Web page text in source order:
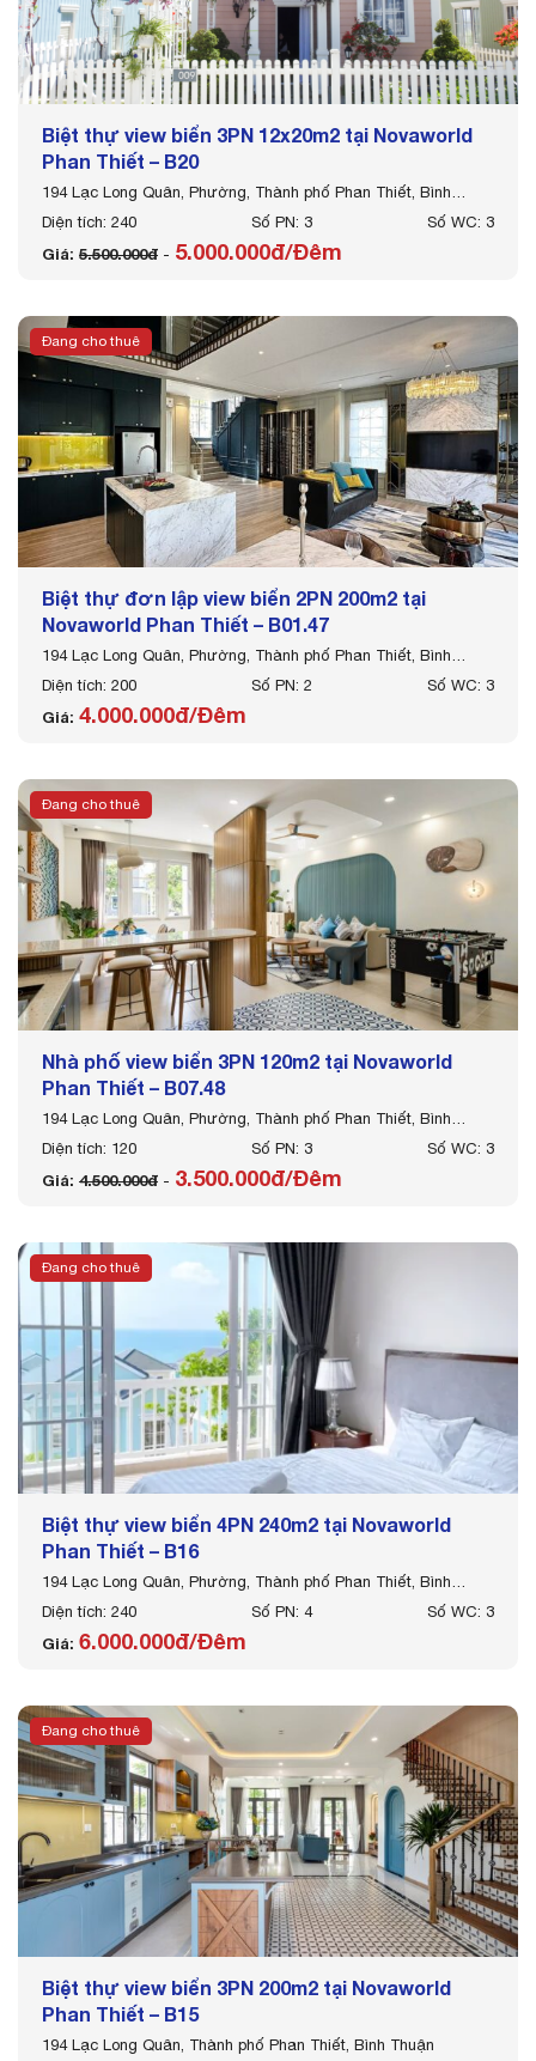
Biệt thự view biển 3PN 12x20m2 tại Novaworld
Phan Thiết – B20
194 Lạc Long Quân, Phường, Thành phố Phan Thiết, Bình
Thuận
Diện tích: 240 Số PN: 3 Số WC: 3
Giá: 5.500.000đ - 5.000.000đ/Đêm
Đang cho thuê
Biệt thự đơn lập view biển 2PN 200m2 tại
Novaworld Phan Thiết – B01.47
194 Lạc Long Quân, Phường, Thành phố Phan Thiết, Bình
Thuận
Diện tích: 200 Số PN: 2 Số WC: 3
Giá: 4.000.000đ/Đêm
Đang cho thuê
Nhà phố view biển 3PN 120m2 tại Novaworld
Phan Thiết – B07.48
194 Lạc Long Quân, Phường, Thành phố Phan Thiết, Bình
Thuận
Diện tích: 120 Số PN: 3 Số WC: 3
Giá: 4.500.000đ - 3.500.000đ/Đêm
Đang cho thuê
Biệt thự view biển 4PN 240m2 tại Novaworld
Phan Thiết – B16
194 Lạc Long Quân, Phường, Thành phố Phan Thiết, Bình
Thuận
Diện tích: 240 Số PN: 4 Số WC: 3
Giá: 6.000.000đ/Đêm
Đang cho thuê
Biệt thự view biển 3PN 200m2 tại Novaworld
Phan Thiết – B15
194 Lạc Long Quân, Thành phố Phan Thiết, Bình Thuận